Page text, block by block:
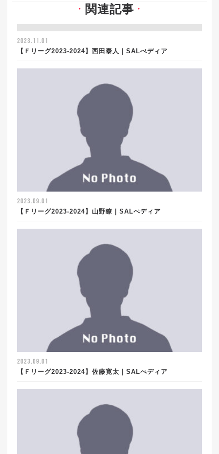
▼ 関連記事 ▼
2023.11.01
【Ｆリーグ2023-2024】西田泰人｜SALぺディア
2023.09.01
【Ｆリーグ2023-2024】山野瞭｜SALぺディア
2023.09.01
【Ｆリーグ2023-2024】佐藤寛太｜SALぺディア